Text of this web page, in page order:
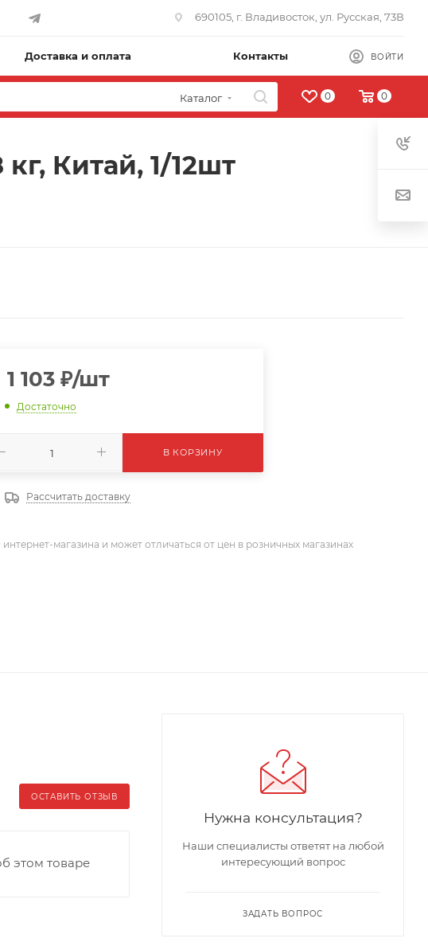
690105, г. Владивосток, ул. Русская, 73В
Доставка и оплата Контакты ВОЙТИ
Каталог 0 0
Китай, 1/12шт
1 103 ₽/шт
Достаточно
В КОРЗИНУ
Рассчитать доставку
магазина и может отличаться от цен в розничных магазинах
ОСТАВИТЬ ОТЗЫВ
этом товаре
Нужна консультация?
Наши специалисты ответят на любой
интересующий вопрос
ЗАДАТЬ ВОПРОС